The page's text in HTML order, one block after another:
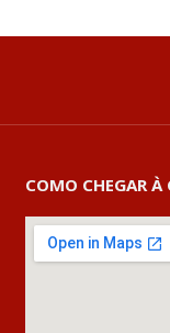
COMO CHEGAR À